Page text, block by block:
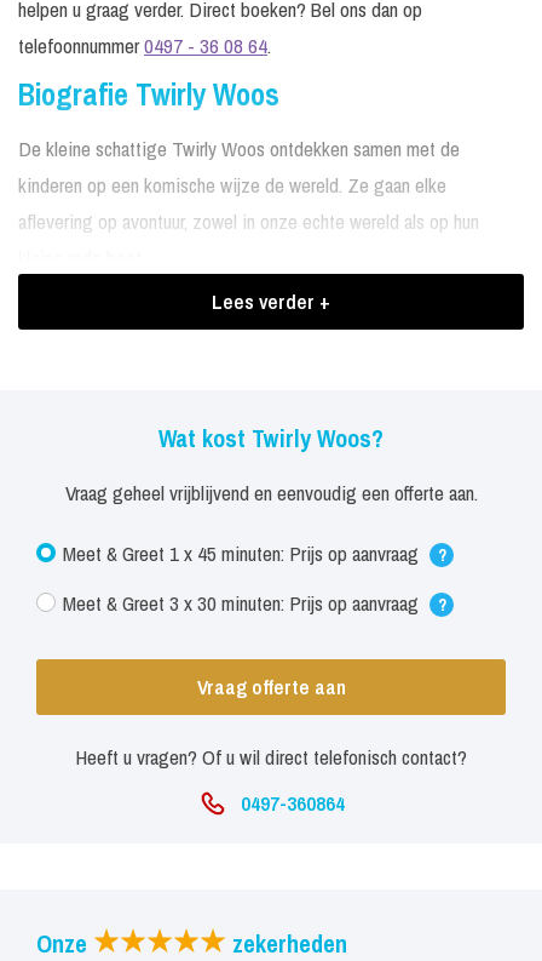
helpen u graag verder. Direct boeken? Bel ons dan op
telefoonnummer0497 - 36 08 64.
Biografie Twirly Woos
De kleine schattige Twirly Woos ontdekken samen met de
kinderen op een komische wijze de wereld. Ze gaan elke
aflevering op avontuur, zowel in onze echte wereld als op hun
Boekingen Twirly Woos
Lees verder +
Wat kost Twirly Woos?
Vraag geheel vrijblijvend en eenvoudig een offerte aan.
Meet & Greet 1 x 45 minuten: Prijs op aanvraag ?
Meet & Greet 3 x 30 minuten: Prijs op aanvraag ?
Vraag offerte aan
Heeft u vragen? Of u wil direct telefonisch contact?
0497-360864
Onze zekerheden